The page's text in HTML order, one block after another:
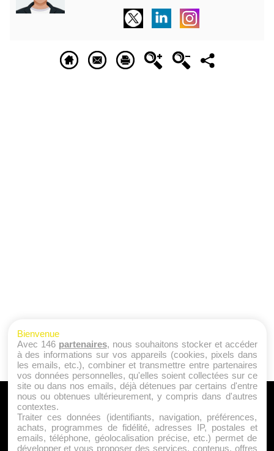
A PROPOS
Qui sommes nous ?
Mentions Légales
Bienvenue
Avec 146 partenaires, nous souhaitons stocker et accéder
à des informations sur vos appareils (cookies, pixels dans
les emails, etc.), combiner et transmettre entre partenaires
vos données personnelles, qu'elles soient collectées sur ce
site ou dans nos emails, déjà détenues par certains d'entre
nous ou obtenues ultérieurement, y compris dans d'autres
contextes.
Traiter ces données (identifiants, navigation, préférences,
achats, programmes de fidélité, adresses IP, postales et
emails, téléphone, géolocalisation précise, etc.) permet de
développer et vous proposer des services, contenus, offres